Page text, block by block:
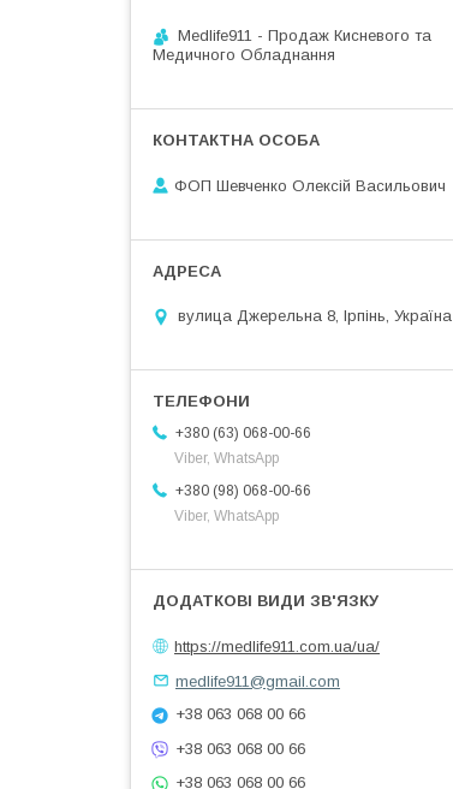
Medlife911 - Продаж Кисневого та
Медичного Обладнання
ФОП Шевченко Олексій Васильович
вулица Джерельна 8, Ірпінь, Україна
+380 (63) 068-00-66
Viber, WhatsApp
+380 (98) 068-00-66
Viber, WhatsApp
https://medlife911.com.ua/ua/
medlife911@gmail.com
+38 063 068 00 66
+38 063 068 00 66
+38 063 068 00 66